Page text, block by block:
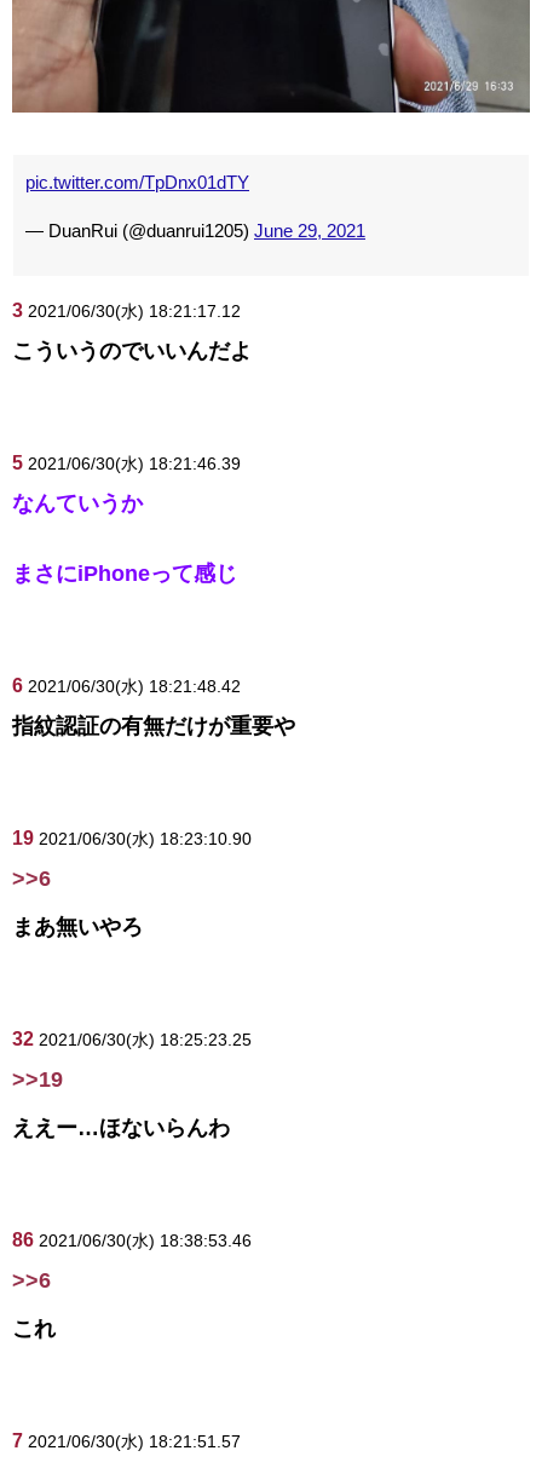
pic.twitter.com/TpDnx01dTY
— DuanRui (@duanrui1205) June 29, 2021
3 2021/06/30(水) 18:21:17.12
こういうのでいいんだよ
5 2021/06/30(水) 18:21:46.39
なんていうか
まさにiPhoneって感じ
6 2021/06/30(水) 18:21:48.42
指紋認証の有無だけが重要や
19 2021/06/30(水) 18:23:10.90
>>6
まあ無いやろ
32 2021/06/30(水) 18:25:23.25
>>19
ええー…ほないらんわ
86 2021/06/30(水) 18:38:53.46
>>6
これ
7 2021/06/30(水) 18:21:51.57